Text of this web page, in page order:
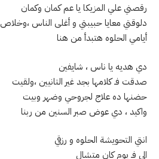
رقصني علي المزيكا يا عم كمان وكمان
دلوقتي معايا حبيبتي و أغلى الناس ،وخلاص
أيامي الحلوه هتبدأ من هنا
دي هديه يا ناس ، شايفين
صدقت فـ كلامها بجد غير التانيين ،ولقيت
حضنها ده علاج لجروحي وضهر وبيت
واكيد ، دي عوض صبر السنين من ربنا
انتي التحويشة الحلوه و رزقي
الي فـ يوم كان متشال